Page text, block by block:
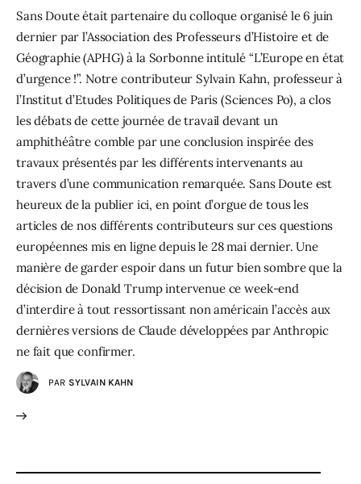
Sans Doute était partenaire du colloque organisé le 6 juin
dernier par l’Association des Professeurs d’Histoire et de
Géographie (APHG) à la Sorbonne intitulé “L’Europe en état
d’urgence !”. Notre contributeur Sylvain Kahn, professeur à
l’Institut d’Etudes Politiques de Paris (Sciences Po), a clos
les débats de cette journée de travail devant un
amphithéâtre comble par une conclusion inspirée des
travaux présentés par les différents intervenants au
travers d’une communication remarquée. Sans Doute est
heureux de la publier ici, en point d’orgue de tous les
articles de nos différents contributeurs sur ces questions
européennes mis en ligne depuis le 28 mai dernier. Une
manière de garder espoir dans un futur bien sombre que la
décision de Donald Trump intervenue ce week-end
d’interdire à tout ressortissant non américain l’accès aux
dernières versions de Claude développées par Anthropic
ne fait que confirmer.
PAR SYLVAIN KAHN